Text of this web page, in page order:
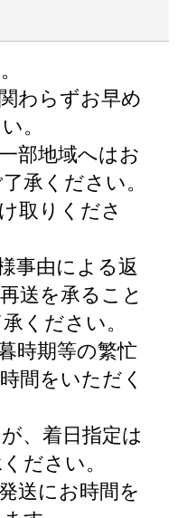
わらずお早め
。
部地域へはお
承ください。
取りくださ
事由による返
送を承ること
ください。
時期等の繁忙
間をいただく
、着日指定は
ださい。
送にお時間を